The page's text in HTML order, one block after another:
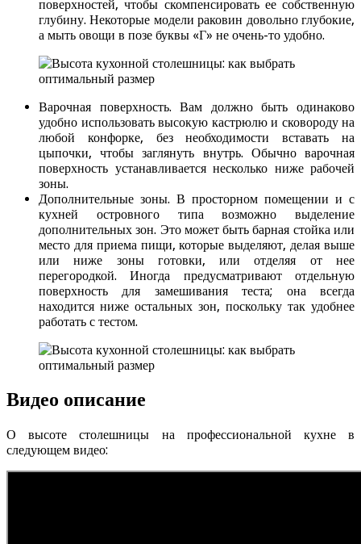
поверхностей, чтобы скомпенсировать ее собственную
глубину. Некоторые модели раковин довольно глубокие,
а мыть овощи в позе буквы «Г» не очень-то удобно.
Варочная поверхность. Вам должно быть одинаково
удобно использовать высокую кастрюлю и сковороду на
любой конфорке, без необходимости вставать на
цыпочки, чтобы заглянуть внутрь. Обычно варочная
поверхность устанавливается несколько ниже рабочей
зоны.
Дополнительные зоны. В просторном помещении и с
кухней островного типа возможно выделение
дополнительных зон. Это может быть барная стойка или
место для приема пищи, которые выделяют, делая выше
или ниже зоны готовки, или отделяя от нее
перегородкой. Иногда предусматривают отдельную
поверхность для замешивания теста; она всегда
находится ниже остальных зон, поскольку так удобнее
работать с тестом.
Видео описание
О высоте столешницы на профессиональной кухне в
следующем видео: